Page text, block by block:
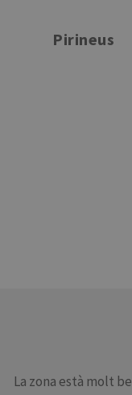
Pirineus
La zona està molt